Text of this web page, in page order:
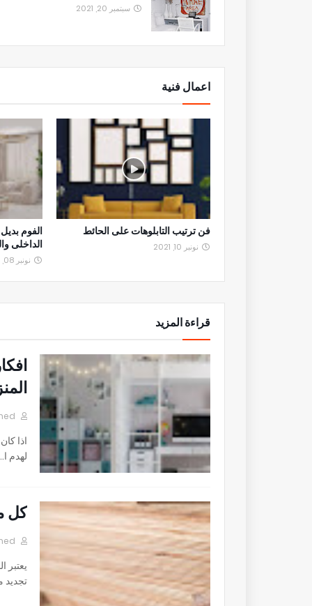
سبتمبر 20, 2021
اعمال فنية
فن ترتيب التابلوهات على الحائط
نونبر 10, 2021
الفوم
الداخلى
نونبر 08, 2021
قراءة المزيد
اذا
لهدم
كل
تجديد